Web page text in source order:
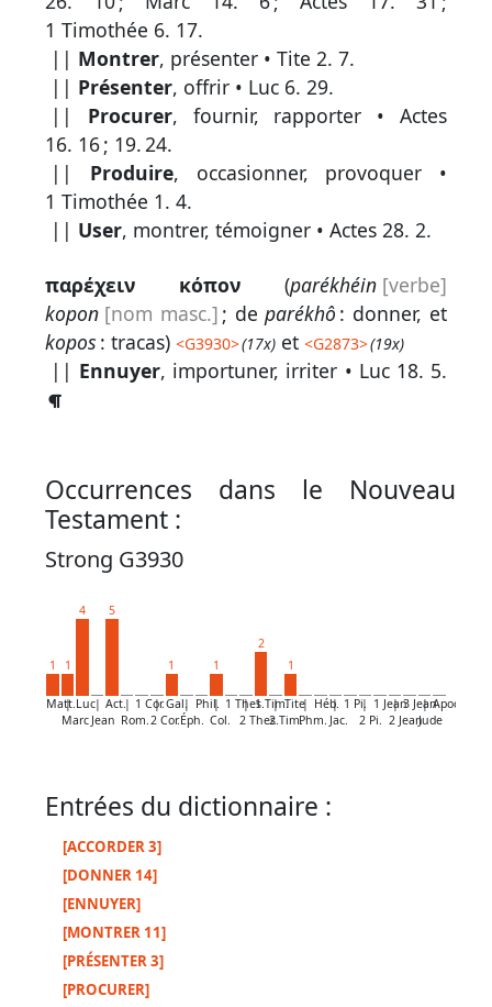
1 Timothée 6. 17.
|| Montrer, présenter •Tite 2. 7.
|| Présenter, offrir • Luc 6. 29.
|| Procurer, fournir, rapporter • Actes
16. 16; 19. 24.
|| Produire, occasionner, provoquer •
1 Timothée 1. 4.
|| User, montrer, témoigner •Actes 28. 2.
παρέχειν κόπον (parékhéin [verbe]
kopon [nom masc.] ; deparékhô : donner, et
kopos : tracas)<G3930>(17x) et<G2873>(19x)
|| Ennuyer, importuner, irriter • Luc 18. 5.
Occurrences dans le Nouveau
Testament :
Strong G3930
1
Matt.
1
|
Marc
4
Luc|
Jean
5
Act.|
Rom.
1 Cor.
|
2 Cor.
1
Gal.|
Éph.
Phil.
1
|
Col.
1 Thes.
|
2 Thes.
2
1 Tim.
|
2 Tim.
1
Tite|
Phm.
Héb.
|
Jac.
1 Pi.|
2 Pi.
1 Jean
|
2 Jean
3 Jean
|
Jude
Apoc.
Entrées du dictionnaire :
[ACCORDER 3]
[DONNER 14]
[ENNUYER]
[MONTRER 11]
[PRÉSENTER 3]
[PROCURER]
par
code
strong
Rechercher
par
lettre
Rechercher
par
grec
Infos
Termes
non
de
référence
Autres
supports
Exemplaire
papier